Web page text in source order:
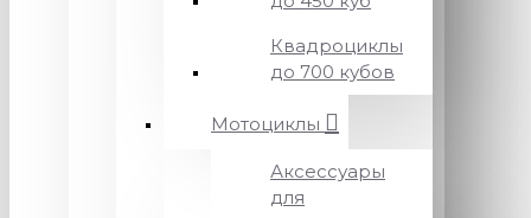
Квадроциклы
до 700 кубов
Мотоциклы
Аксессуары
для